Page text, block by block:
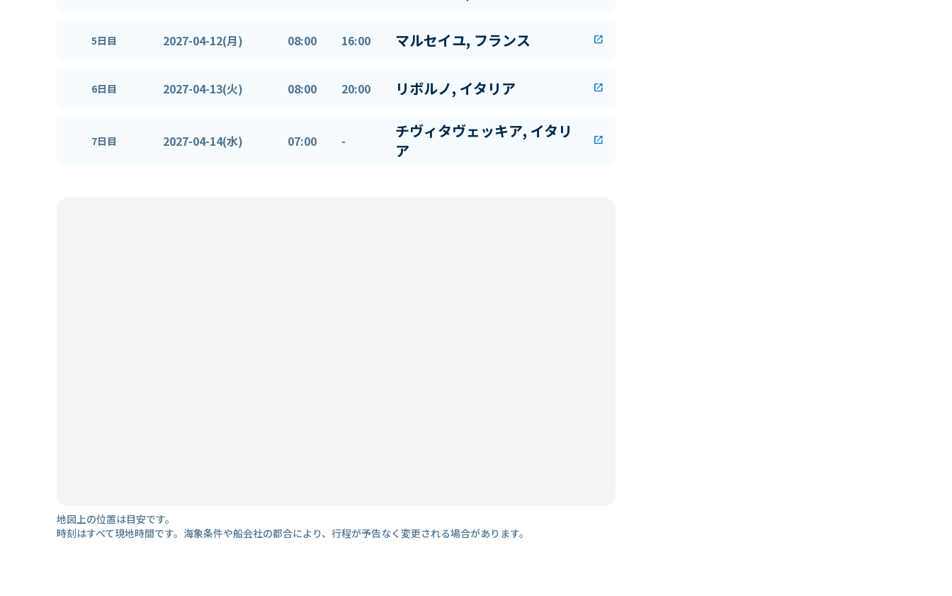
5日目 2027-04-12(月) 08:00 16:00 マルセイユ, フランス open_in_new
6日目 2027-04-13(火) 08:00 20:00 リボルノ, イタリア open_in_new
7日目 2027-04-14(水) 07:00 -
チヴィタヴェッキア, イタリ
ア
open_in_new
地図上の位置は目安です。
時刻はすべて現地時間です。海象条件や船会社の都合により、行程が予告なく変更される場合があります。